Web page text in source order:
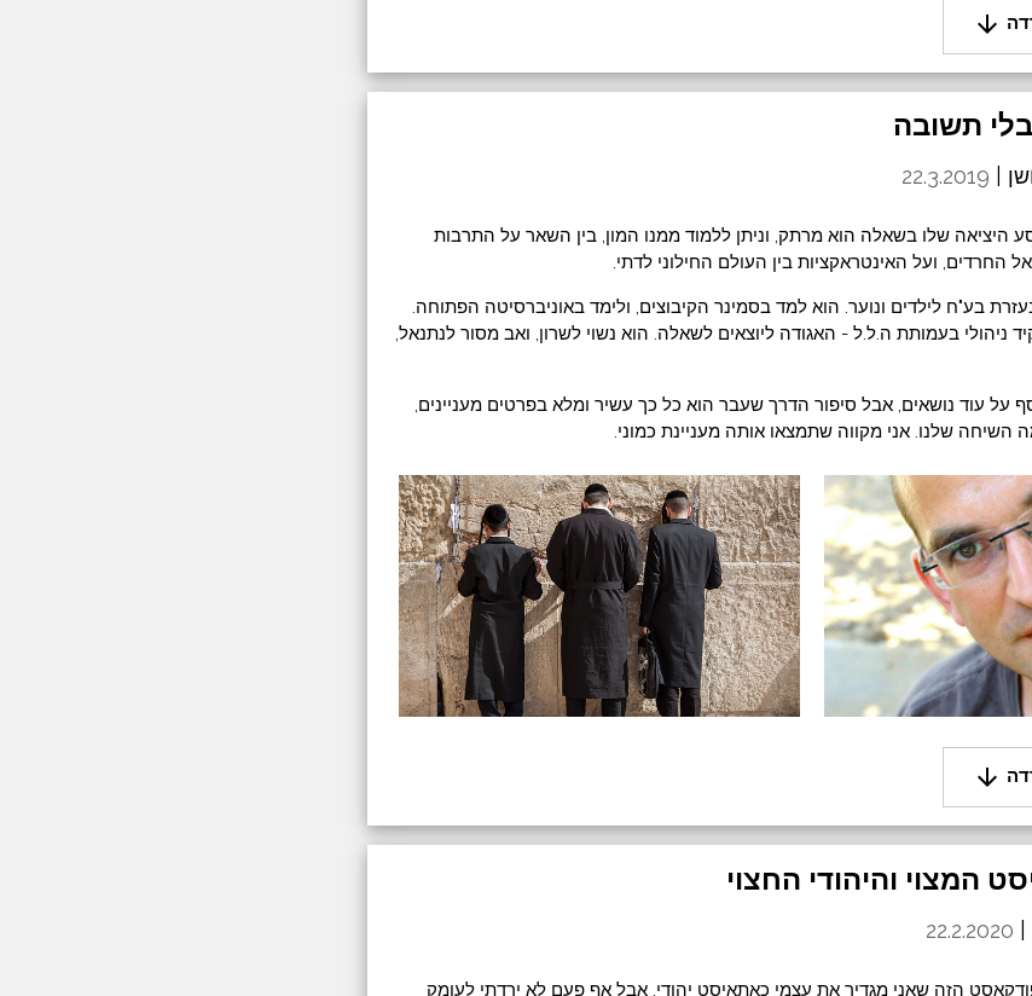
arrow_downward
|
22.3.2019
שלו בשאלה הוא מרתק, וניתן ללמוד ממנו המון, בין השאר על התרבות
החרדים, ועל האינטראקציות בין העולם החילוני לדתי.
בע"ח לילדים ונוער. הוא למד בסמינר הקיבוצים, ולימד באוניברסיטה הפתוחה.
ניהולי בעמותת ה.ל.ל - האגודה ליוצאים לשאלה. הוא נשוי לשרון, ואב מסור לנתנאל,
על עוד נושאים, אבל סיפור הדרך שעבר הוא כל כך עשיר ומלא בפרטים מעניינים,
שלנו. אני מקווה שתמצאו אותה מעניינת כמוני.
arrow_downward
22.2.2020
הזה שאני מגדיר את עצמי כאתאיסט יהודי, אבל אף פעם לא ירדתי לעומק